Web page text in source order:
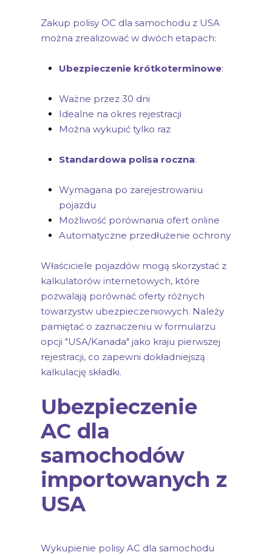
Zakup polisy OC dla samochodu z USA
można zrealizować w dwóch etapach:
Ubezpieczenie krótkoterminowe:
Ważne przez 30 dni
Idealne na okres rejestracji
Można wykupić tylko raz
Standardowa polisa roczna:
Wymagana po zarejestrowaniu
pojazdu
Możliwość porównania ofert online
Automatyczne przedłużenie ochrony
Właściciele pojazdów mogą skorzystać z
kalkulatorów internetowych, które
pozwalają porównać oferty różnych
towarzystw ubezpieczeniowych. Należy
pamiętać o zaznaczeniu w formularzu
opcji "USA/Kanada" jako kraju pierwszej
rejestracji, co zapewni dokładniejszą
kalkulację składki.
Ubezpieczenie
AC dla
samochodów
importowanych z
USA
Wykupienie polisy AC dla samochodu